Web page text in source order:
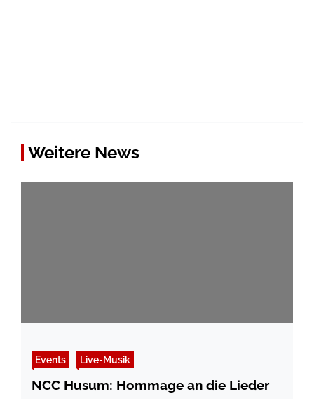
Weitere News
Events Live-Musik
NCC Husum: Hommage an die Lieder